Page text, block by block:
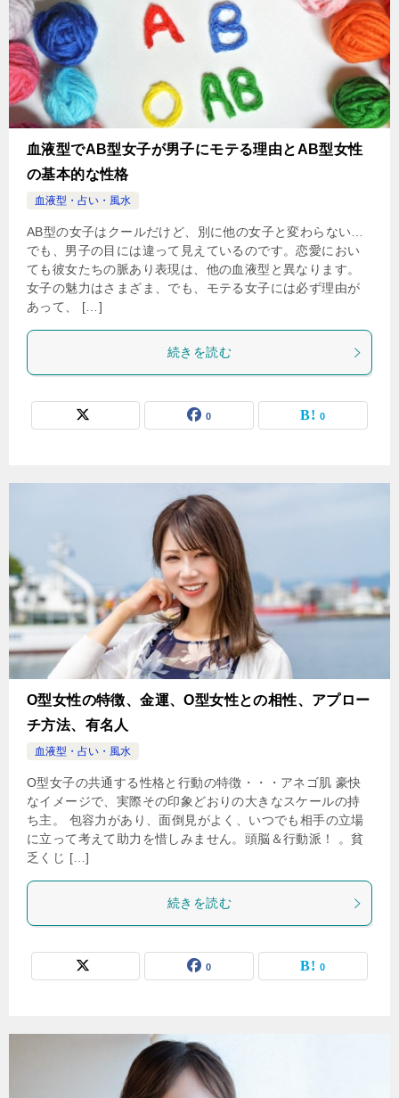
血液型でAB型女子が男子にモテる理由とAB型女性
の基本的な性格
血液型・占い・風水
AB型の女子はクールだけど、別に他の女子と変わらない…
でも、男子の目には違って見えているのです。恋愛におい
ても彼女たちの脈あり表現は、他の血液型と異なります。
女子の魅力はさまざま、でも、モテる女子には必ず理由が
あって、 […]
続きを読む
0 0
O型女性の特徴、金運、O型女性との相性、アプロー
チ方法、有名人
血液型・占い・風水
O型女子の共通する性格と行動の特徴・・・アネゴ肌 豪快
なイメージで、実際その印象どおりの大きなスケールの持
ち主。 包容力があり、面倒見がよく、いつでも相手の立場
に立って考えて助力を惜しみません。頭脳＆行動派！ 。貧
乏くじ […]
続きを読む
0 0